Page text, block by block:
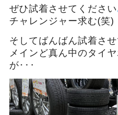
ぜひ試着させてください
チャレンジャー求む(笑)
そしてばんばん試着さ
メインど真ん中のタイ
が･･･